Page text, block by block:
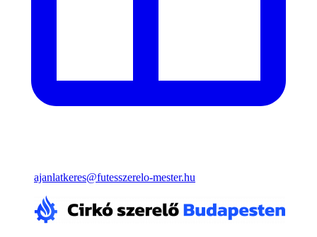
ajanlatkeres@futesszerelo-mester.hu